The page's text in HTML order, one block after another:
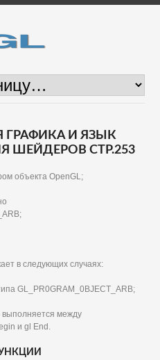
ГРАФИКА И ЯЗЫК
ШЕЙДЕРОВ СТР.253
объекта OpenGL;
в следующих случаях:
GL_PR0GRAM_0BJECT_ARB;
выполняется между
и gl End.